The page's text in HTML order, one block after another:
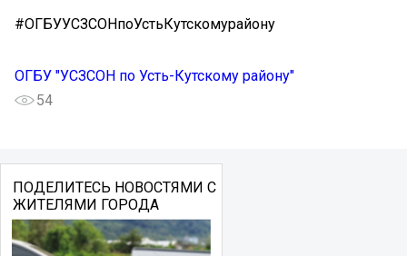
#ОГБУУСЗСОНпоУстьКутскомурайону
ОГБУ "УСЗСОН по Усть-Кутскому району"
54
ПОДЕЛИТЕСЬ НОВОСТЯМИ С
ЖИТЕЛЯМИ ГОРОДА